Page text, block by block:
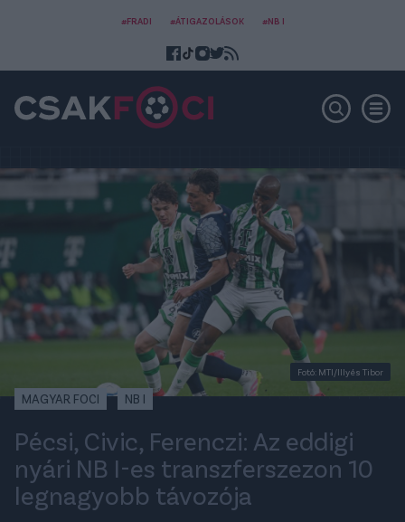
#FRADI #ÁTIGAZOLÁSOK #NB I
Fotó: MTI/Illyés Tibor
MAGYAR FOCI NB I
Pécsi, Civic, Ferenczi: Az eddigi
nyári NB I-es transzferszezon 10
legnagyobb távozója